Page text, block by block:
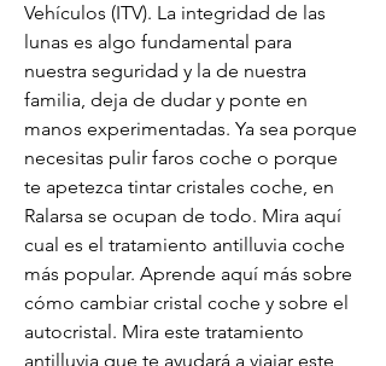
Vehículos (ITV). La integridad de las
lunas es algo fundamental para
nuestra seguridad y la de nuestra
familia, deja de dudar y ponte en
manos experimentadas. Ya sea porque
necesitas pulir faros coche o porque
te apetezca tintar cristales coche, en
Ralarsa se ocupan de todo. Mira aquí
cual es el tratamiento antilluvia coche
más popular. Aprende aquí más sobre
cómo cambiar cristal coche y sobre el
autocristal. Mira este tratamiento
antilluvia que te ayudará a viajar este